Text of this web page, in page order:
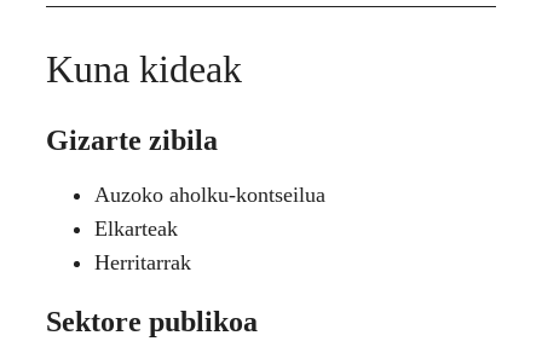
Kuna kideak
Gizarte zibila
Auzoko aholku-kontseilua
Elkarteak
Herritarrak
Sektore publikoa